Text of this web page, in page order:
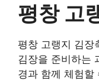
평창 고
평창 고랭지 김장
김장을 준비하는
경과 함께 체험할